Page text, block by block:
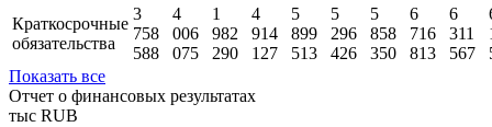
Краткосрочные
обязательства
3
758
588
4
006
075
1
982
290
4
914
127
5
899
513
5
296
426
5
858
350
6
716
813
6
311
567
Показать все
Отчет о финансовых результатах
тыс RUB